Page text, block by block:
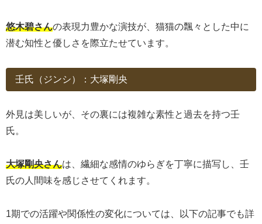
悠木碧さんの表現力豊かな演技が、猫猫の飄々とした中に
潜む知性と優しさを際立たせています。
壬氏（ジンシ）：大塚剛央
外見は美しいが、その裏には複雑な素性と過去を持つ壬
氏。
大塚剛央さんは、繊細な感情のゆらぎを丁寧に描写し、壬
氏の人間味を感じさせてくれます。
1期での活躍や関係性の変化については、以下の記事でも詳